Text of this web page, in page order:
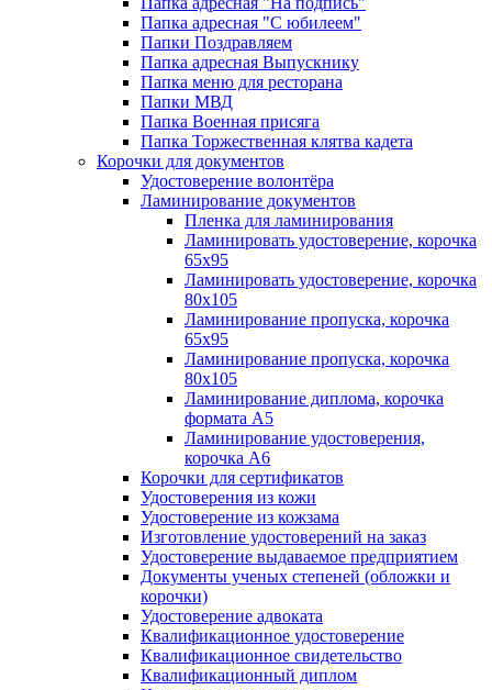
Папка адресная "C юбилеем"
Папки Поздравляем
Папка адресная Выпускнику
Папка меню для ресторана
Папки МВД
Папка Военная присяга
Папка Торжественная клятва кадета
Корочки для документов
Удостоверение волонтёра
Ламинирование документов
Пленка для ламинирования
Ламинировать удостоверение, корочка
65х95
Ламинировать удостоверение, корочка
80х105
Ламинирование пропуска, корочка
65х95
Ламинирование пропуска, корочка
80х105
Ламинирование диплома, корочка
формата А5
Ламинирование удостоверения,
корочка А6
Корочки для сертификатов
Удостоверения из кожи
Удостоверение из кожзама
Изготовление удостоверений на заказ
Удостоверение выдаваемое предприятием
Документы ученых степеней (обложки и
корочки)
Удостоверение адвоката
Квалификационное удостоверение
Квалификационное свидетельство
Квалификационный диплом